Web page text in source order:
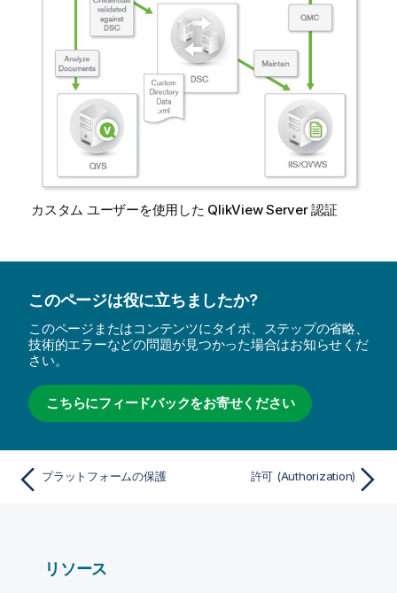
カスタム ユーザーを使用した QlikView Server認証
このページは役に立ちましたか?
このページまたはコンテンツにタイポ、ステップの省略、
技術的エラーなどの問題が見つかった場合はお知らせくだ
さい。
こちらにフィードバックをお寄せください
プラットフォームの保護 許可 (Authorization)
リソース